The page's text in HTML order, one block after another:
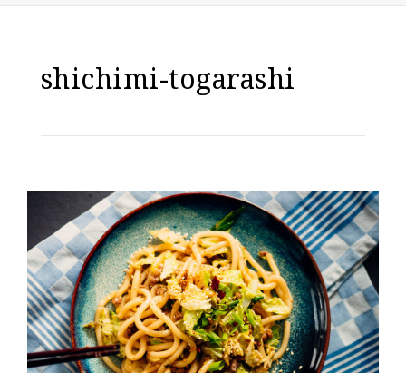
shichimi-togarashi